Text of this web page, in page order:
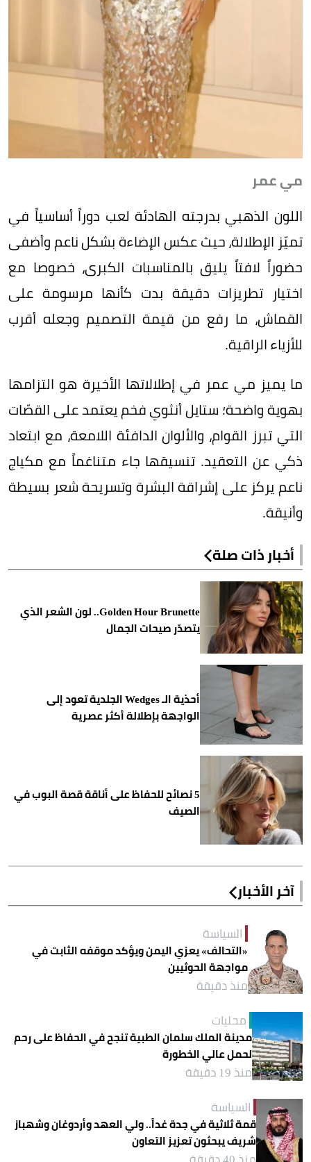
مي عمر
اللون الذهبي بدرجته الهادئة لعب دوراً أساسياً في
تميّز الإطلالة، حيث عكس الإضاءة بشكل ناعم وأضفى
حضوراً لافتاً يليق بالمناسبات الكبرى، خصوصا مع
اختيار تطريزات دقيقة بدت كأنها مرسومة على
القماش، ما رفع من قيمة التصميم وجعله أقرب
للأزياء الراقية.
ما يميز مي عمر في إطلالاتها الأخيرة هو التزامها
بهوية واضحة؛ ستايل أنثوي فخم يعتمد على القصّات
التي تبرز القوام، والألوان الدافئة اللامعة، مع ابتعاد
ذكي عن التعقيد. تنسيقها جاء متناغماً مع مكياج
ناعم يركز على إشراقة البشرة وتسريحة شعر بسيطة
وأنيقة.
أخبار ذات صلة
Golden Hour Brunette.. لون الشعر الذي
يتصدّر صيحات الجمال
أحذية الـ Wedges الجلدية تعود إلى
الواجهة بإطلالة أكثر عصرية
5 نصائح للحفاظ على أناقة قصة البوب في
الصيف
آخر الأخبار
السياسة
«التحالف» يعزي اليمن ويؤكد موقفه الثابت في
مواجهة الحوثيين
منذ دقيقة
محليات
مدينة الملك سلمان الطبية تنجح في الحفاظ على رحم
لحمل عالي الخطورة
منذ 19 دقيقة
السياسة
قمة ثلاثية في جدة غداً.. ولي العهد وأردوغان وشهباز
شريف يبحثون تعزيز التعاون